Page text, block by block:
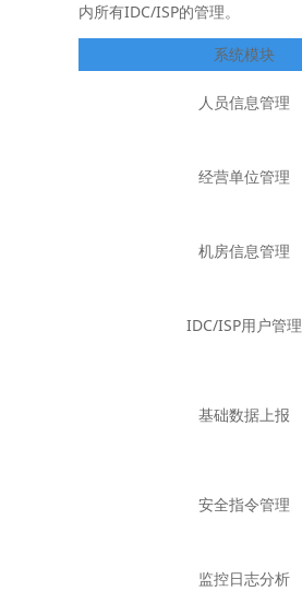
内所有IDC/ISP的管理。
系统模块
人员信息管理
经营单位管理
机房信息管理
IDC/ISP用户管理
基础数据上报
安全指令管理
监控日志分析